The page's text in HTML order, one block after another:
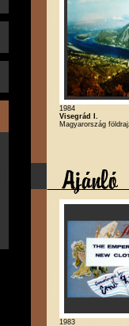
1984
Visegrád I.
Magyarország
1983